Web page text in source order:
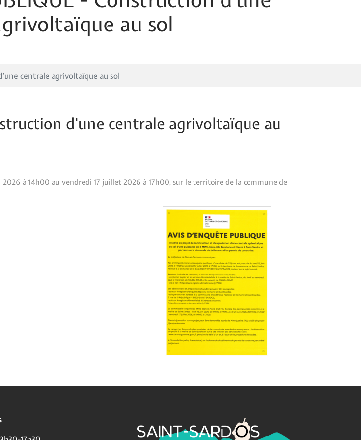
au sol
centrale agrivoltaïque au sol
d'une centrale agrivoltaïque au
à 14h00 au vendredi 17 juillet 2026 à 17h00, sur le territoire de la commune de